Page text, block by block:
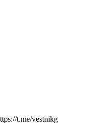
t.me/vestnikg